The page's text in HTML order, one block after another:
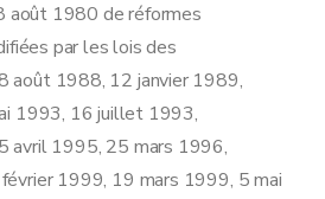
de fourniture industrielle de plus de 20 GWh par an et d'autoproduction d'électricité verte
de service public spécifiques aux gestionnaires de réseaux
En matière de sécurité, régularité et qualité d'approvisionnement
août 1980 de réformes
par les lois des
août 1988, 12 janvier 1989,
1993, 16 juillet 1993,
avril 1995, 25 mars 1996,
1999, 19 mars 1999, 5 mai